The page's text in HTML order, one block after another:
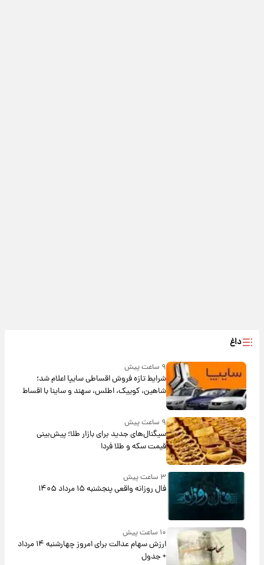
داغ
۹ ساعت پیش
شرایط تازه فروش اقساطی سایپا اعلام شد؛
شاهین، کوییک، اطلس، سهند و ساینا با اقساط
بلندمدت + جدول
۹ ساعت پیش
سیگنال‌های جدید برای بازار طلا؛ پیش‌بینی
قیمت سکه و طلا فردا
۳ ساعت پیش
فال روزانه واقعی پنجشنبه ۱۵ مرداد ۱۴۰۵
۱۰ ساعت پیش
ارزش سهام عدالت برای امروز چهارشنبه ۱۴ مرداد
+ جدول